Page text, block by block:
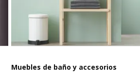
Muebles de baño y accesorios